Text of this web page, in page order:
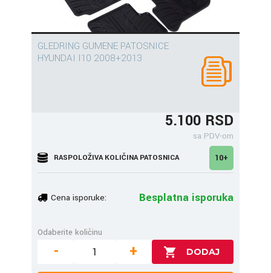
GLEDRING GUMENE PATOSNICE
HYUNDAI I10 2008+2013
5.100 RSD
sa PDV-om
RASPOLOŽIVA KOLIČINA PATOSNICA 10+
Cena isporuke: Besplatna isporuka
Odaberite količinu
- +